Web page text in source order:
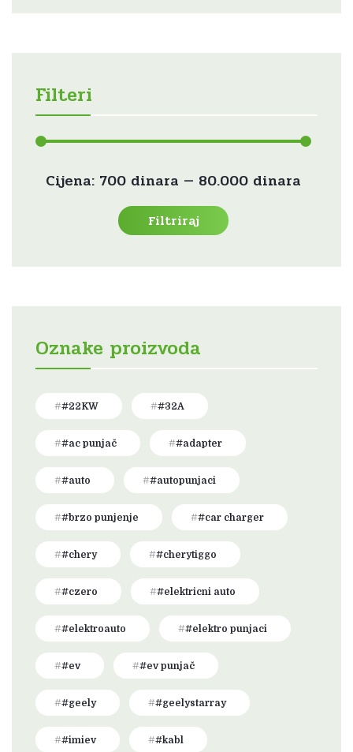
Filteri
Filtriraj
Cijena: 700 dinara — 80.000 dinara
Oznake proizvoda
#22KW #32A
#ac punjač #adapter
#auto #autopunjaci
#brzo punjenje #car charger
#chery #cherytiggo
#czero #elektricni auto
#elektroauto #elektro punjaci
#ev #ev punjač
#geely #geelystarray
#imiev #kabl